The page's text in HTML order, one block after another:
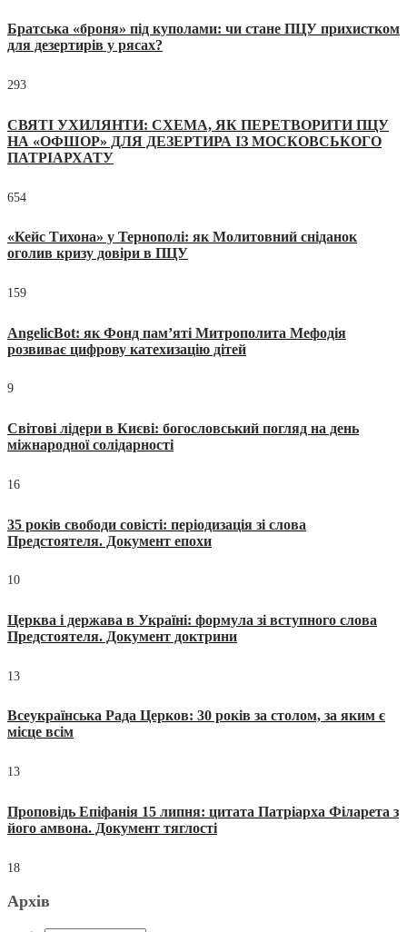
Братська «броня» під куполами: чи стане ПЦУ прихистком
для дезертирів у рясах?
293
СВЯТІ УХИЛЯНТИ: СХЕМА, ЯК ПЕРЕТВОРИТИ ПЦУ
НА «ОФШОР» ДЛЯ ДЕЗЕРТИРА ІЗ МОСКОВСЬКОГО
ПАТРІАРХАТУ
654
«Кейс Тихона» у Тернополі: як Молитовний сніданок
оголив кризу довіри в ПЦУ
159
AngelicBot: як Фонд пам’яті Митрополита Мефодія
розвиває цифрову катехизацію дітей
9
Світові лідери в Києві: богословський погляд на день
міжнародної солідарності
16
35 років свободи совісті: періодизація зі слова
Предстоятеля. Документ епохи
10
Церква і держава в Україні: формула зі вступного слова
Предстоятеля. Документ доктрини
13
Всеукраїнська Рада Церков: 30 років за столом, за яким є
місце всім
13
Проповідь Епіфанія 15 липня: цитата Патріарха Філарета з
його амвона. Документ тяглості
18
Архів